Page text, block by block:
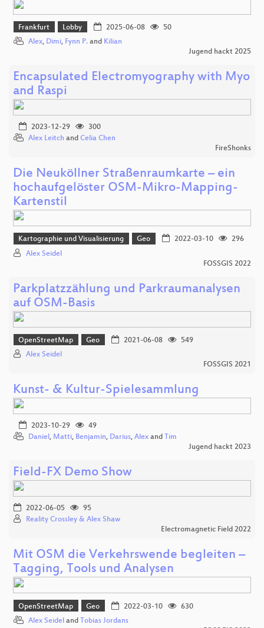
Frankfurt Lobby 2025-06-08
50
Alex, Dimi, Fynn P. and Kilian
Jugend hackt 2025
Encapsulated Electromyography with Myo
and Raspi
2023-12-29
300
Alex Leitch and Celia Chen
FireShonks
Die Neuköllner Straßenraumkarte – ein
hochaufgelöster OSM-Mikro-Mapping-
Kartenstil
Kartographie und Visualisierung Geo 2022-03-10
296
Alex Seidel
FOSSGIS 2022
Parkplatzzählung und Parkraumanalysen
auf OSM-Basis
OpenStreetMap Geo 2021-06-08
549
Alex Seidel
FOSSGIS 2021
Kunst- & Kultur-Spielesammlung
2023-10-29
49
Daniel, Matti, Benjamin, Darius, Alex and Tim
Jugend hackt 2023
Field-FX Demo Show
2022-06-05
95
Reality Crossley & Alex Shaw
Electromagnetic Field 2022
Mit OSM die Verkehrswende begleiten –
Tagging, Tools und Analysen
OpenStreetMap Geo 2022-03-10
630
Alex Seidel and Tobias Jordans